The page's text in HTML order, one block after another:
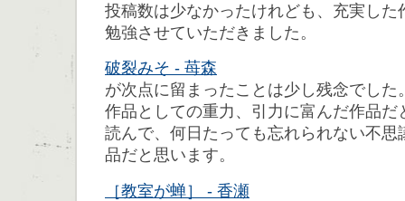
投稿数は少なかったけれども、充実した
勉強させていただきました。
破裂みそ - 苺森
が次点に留まったことは少し残念でした
作品としての重力、引力に富んだ作品だ
読んで、何日たっても忘れられない不思
品だと思います。
［教室が蝉］ - 香瀬